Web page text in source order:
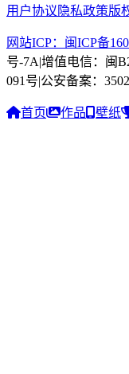
用户协议 隐私政策版
网站ICP：闽ICP备
号-7A|增值电信：闽
091号|公安备案：
首页 作品 壁纸